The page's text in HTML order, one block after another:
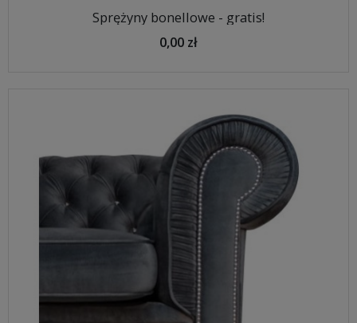
Sprężyny bonellowe - gratis!
0,00 zł